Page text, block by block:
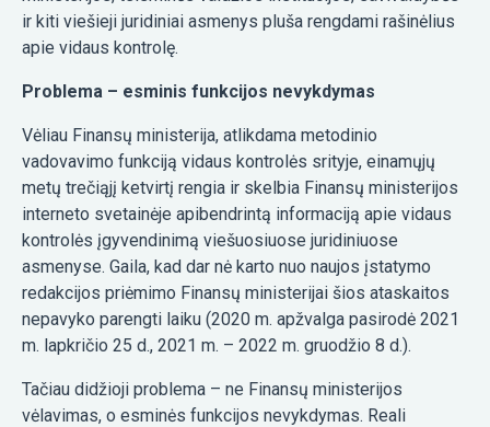
ir kiti viešieji juridiniai asmenys pluša rengdami rašinėlius
apie vidaus kontrolę.
Problema – esminis funkcijos nevykdymas
Vėliau Finansų ministerija, atlikdama metodinio
vadovavimo funkciją vidaus kontrolės srityje, einamųjų
metų trečiąjį ketvirtį rengia ir skelbia Finansų ministerijos
interneto svetainėje apibendrintą informaciją apie vidaus
kontrolės įgyvendinimą viešuosiuose juridiniuose
asmenyse. Gaila, kad dar nė karto nuo naujos įstatymo
redakcijos priėmimo Finansų ministerijai šios ataskaitos
nepavyko parengti laiku (2020 m. apžvalga pasirodė 2021
m. lapkričio 25 d., 2021 m. – 2022 m. gruodžio 8 d.).
Tačiau didžioji problema – ne Finansų ministerijos
vėlavimas, o esminės funkcijos nevykdymas. Reali